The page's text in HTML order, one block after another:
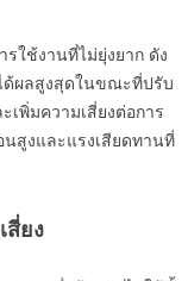
ใช้งานที่ไม่ยุ่งยาก ดัง
ด้ผลสูงสุดในขณะที่ปรับ
พิ่มความเสี่ยงต่อการ
นสูงและแรงเสียดทานที่
สี่ยง